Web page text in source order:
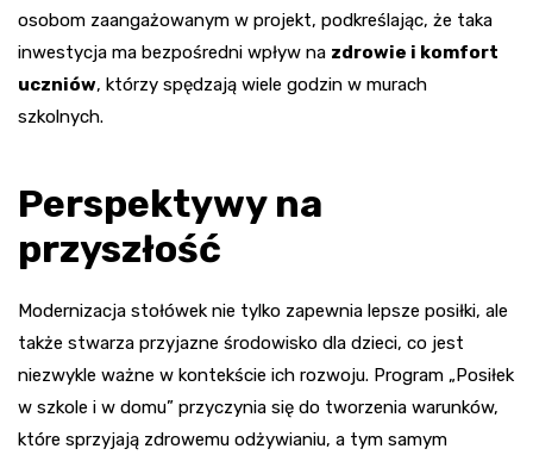
osobom zaangażowanym w projekt, podkreślając, że taka
inwestycja ma bezpośredni wpływ na zdrowie i komfort
uczniów, którzy spędzają wiele godzin w murach
szkolnych.
Perspektywy na
przyszłość
Modernizacja stołówek nie tylko zapewnia lepsze posiłki, ale
także stwarza przyjazne środowisko dla dzieci, co jest
niezwykle ważne w kontekście ich rozwoju. Program „Posiłek
w szkole i w domu” przyczynia się do tworzenia warunków,
które sprzyjają zdrowemu odżywianiu, a tym samym